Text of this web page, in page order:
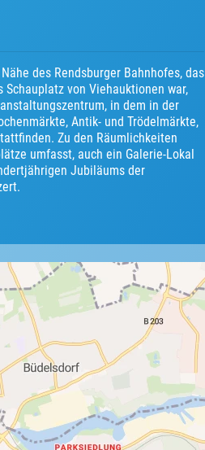
des Rendsburger Bahnhofes, das
von Viehauktionen war,
in dem in der
Antik- und Trödelmärkte,
Zu den Räumlichkeiten
umfasst, auch ein Galerie-Lokal
Jubiläums der